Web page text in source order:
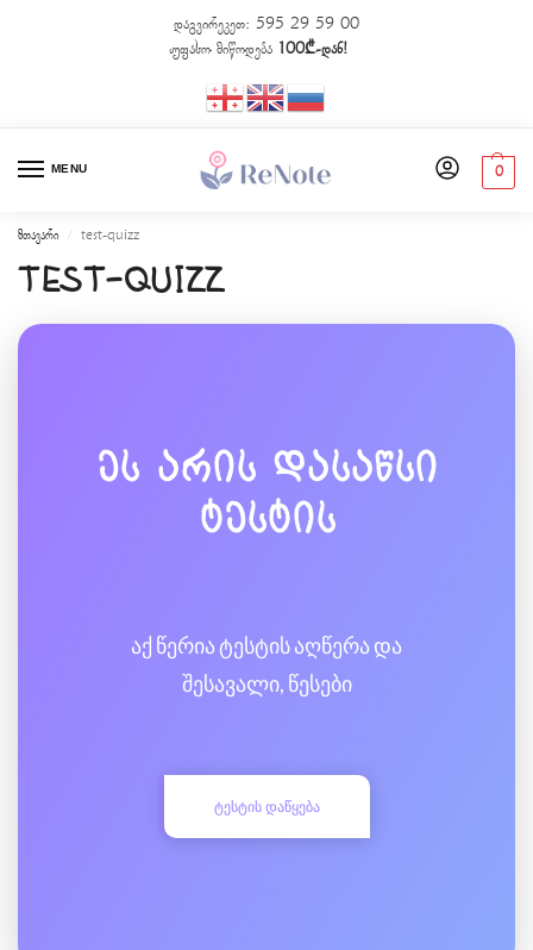
დაგვირეკეთ: 595 29 59 00
უფასო მიწოდება 100₾-დან!
MENU 0
მთავარი / test-quizz
test-quizz
ეს არის დასაწსი
ტესტის
აქ წერია ტესტის აღწერა და
შესავალი, წესები
ᲢᲔᲡᲢᲘᲡ ᲓᲐᲬᲧᲔᲑᲐ